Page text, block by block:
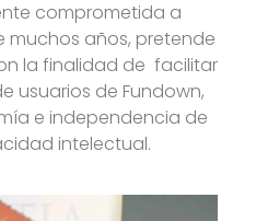
comprometida a
muchos años, pretende
la finalidad de facilitar
usuarios de Fundown,
e independencia de
intelectual.